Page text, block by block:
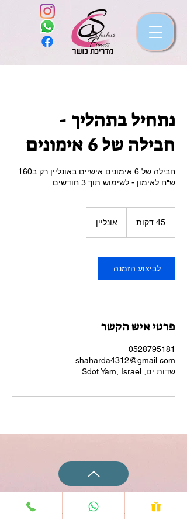
נתחיל בתהליך -
חבילה של 6 אימונים
חבילה של 6 אימונים אישיים באונליין רק ב160
ש"ח לאימון - לשימוש תוך 3 חודשים
45 דקות
ק
ו
אונליין
לביצוע הזמנה
פרטי איש הקשר
0528795181
shaharda4312@gmail.com
שדות ים, Sdot Yam, Israel
Push up